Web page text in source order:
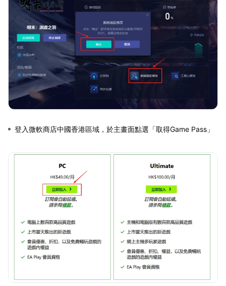
登入微軟商店中國香港區域，於主畫面點選「取得Game Pass」